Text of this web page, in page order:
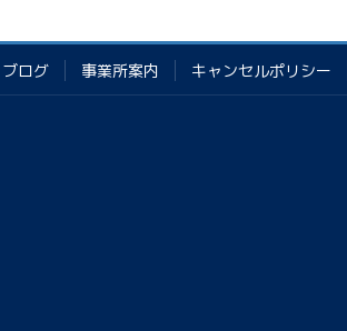
ブログ 事業所案内 キャンセルポリシー